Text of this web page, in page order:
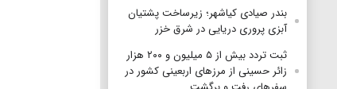
بندر صیادی کیاشهر؛ زیرساخت پشتیان
آبزی پروری دریایی در شرق خزر
ثبت تردد بیش از ۵ میلیون و ۲۰۰ هزار
زائر حسینی از مرزهای اربعینی کشور در